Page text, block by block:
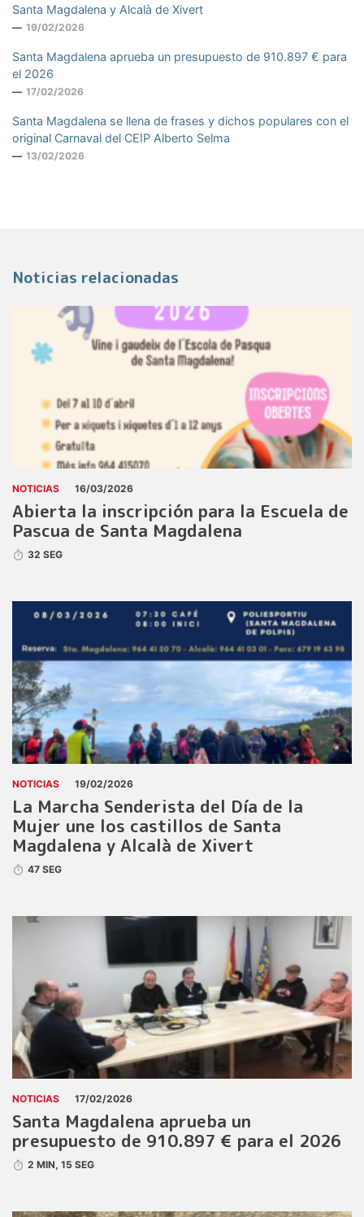
Santa Magdalena y Alcalà de Xivert
19/02/2026
Santa Magdalena aprueba un presupuesto de 910.897 € para
el 2026
17/02/2026
Santa Magdalena se llena de frases y dichos populares con el
original Carnaval del CEIP Alberto Selma
13/02/2026
Noticias relacionadas
NOTICIAS 16/03/2026
Abierta la inscripción para la Escuela de
Pascua de Santa Magdalena
32 SEG
NOTICIAS 19/02/2026
La Marcha Senderista del Día de la
Mujer une los castillos de Santa
Magdalena y Alcalà de Xivert
47 SEG
NOTICIAS 17/02/2026
Santa Magdalena aprueba un
presupuesto de 910.897 € para el 2026
2 MIN, 15 SEG